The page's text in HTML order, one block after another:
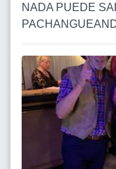
NADA PUEDE